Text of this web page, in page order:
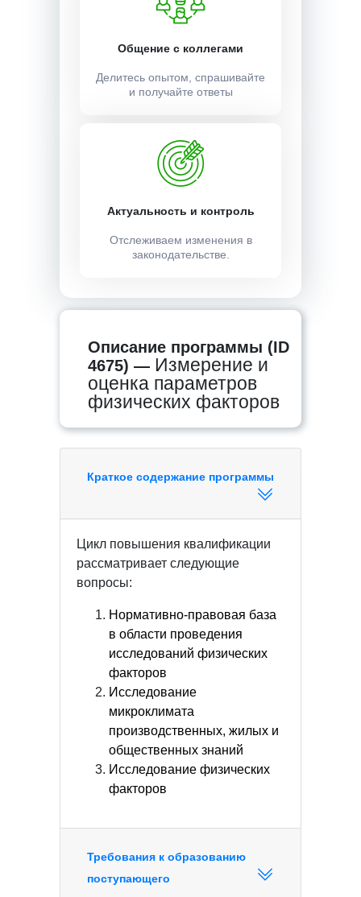
Общение с коллегами
Делитесь опытом, спрашивайте
и получайте ответы
Актуальность и контроль
Отслеживаем изменения в
законодательстве.
Описание программы (ID
4675) — Измерение и
оценка параметров
физических факторов
Краткое содержание программы
Цикл повышения квалификации
рассматривает следующие
вопросы:
Нормативно-правовая база
в области проведения
исследований физических
факторов
Исследование
микроклимата
производственных, жилых и
общественных знаний
Исследование физических
факторов
Требования к образованию
поступающего